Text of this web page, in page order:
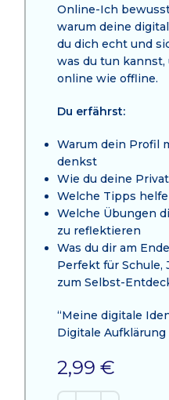
Online-Ich
warum deine
du dich echt und
was du tun
online wie offline.
Du erfährst:
Warum dein Profil
denkst
Wie du deine
Welche Tipps
Welche Übungen
zu reflektieren
Was du dir am
Perfekt für Schule,
zum Selbst-
“Meine digitale
Digitale
2,99€